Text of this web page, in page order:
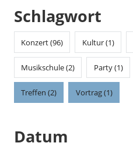
Schlagwort
Konzert (96) Kultur (1)
Musikschule (2) Party (1)
Treffen (2) Vortrag (1)
Datum